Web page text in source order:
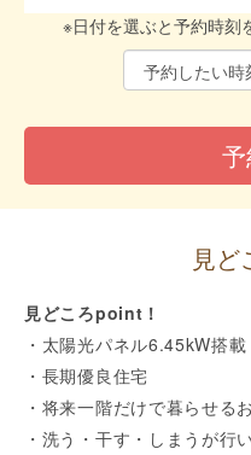
※日付を選ぶと予約時刻
見ど
見どころpoint！
・太陽光パネル6.45kW搭載
・長期優良住宅
・将来一階だけで暮らせる
・洗う・干す・しまうが行